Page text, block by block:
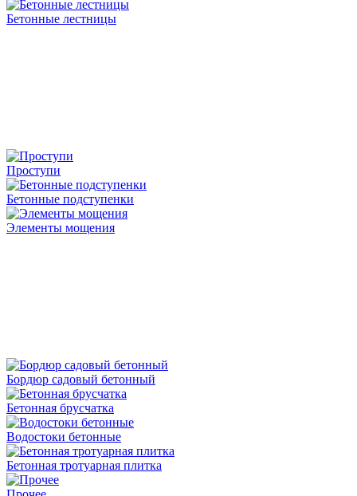
Бетонные лестницы
Проступи
Бетонные подступенки
Элементы мощения
Бордюр садовый бетонный
Бетонная брусчатка
Водостоки бетонные
Бетонная тротуарная плитка